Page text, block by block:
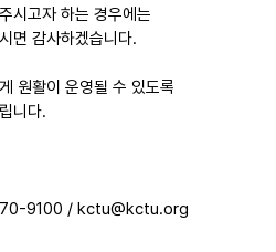
시고자 하는 경우에는
면 감사하겠습니다.
원활이 운영될 수 있도록
니다.
9100 / kctu@kctu.org